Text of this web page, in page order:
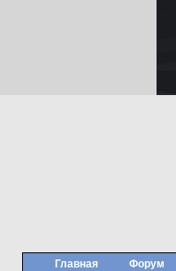
Главная Форум